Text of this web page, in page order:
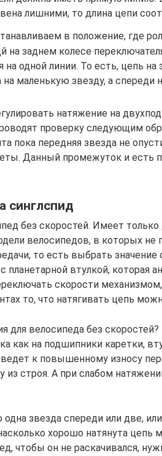
лишними, то длина цепи
в положение, где
на заднем колесе
на одной линии. То есть, цепь
на маленькую звезду, а спереди
натяжение на
проверку следующим
пока передняя звезда не
Данный промежуток и есть
синглспид
без скоростей. Имеет
велосипедов, в которых
то есть выбрать
втулкой, которая
скорости
то, что натягивать цепь
для велосипеда без
как на подшипники каретки,
к повышенному износу
строя. А при слабом
звезда спереди или две,
хорошо натянута
чтобы он не раскачивался,